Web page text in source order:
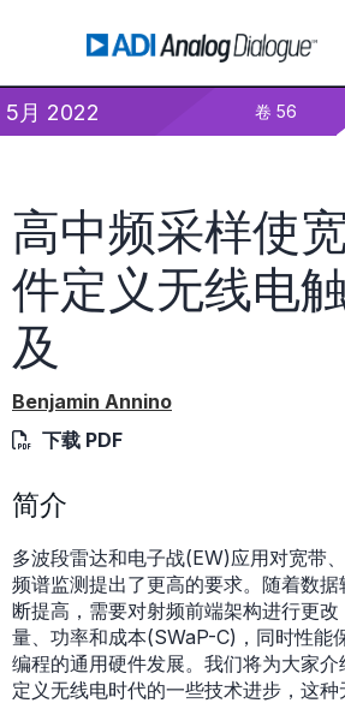
5月 2022 卷 56
高中频采样使
件定义无线电
及
Benjamin Annino
下载 PDF
简介
多波段雷达和电子战(EW)应用对宽带
频谱监测提出了更高的要求。随着数
断提高，需要对射频前端架构进行更
量、功率和成本(SWaP-C)，同时性能
编程的通用硬件发展。我们将为大家
定义无线电时代的一些技术进步，这